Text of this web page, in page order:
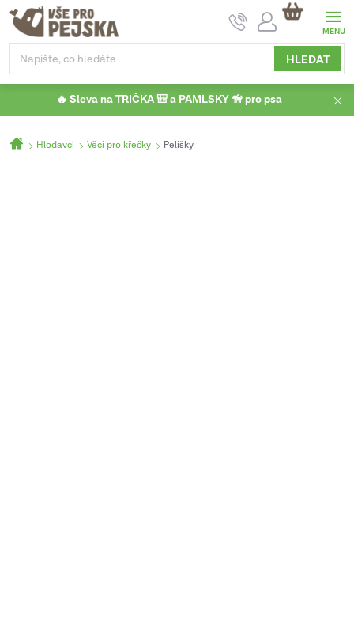
Přejít
obsah
HLEDAT
NÁKUPNÍ
KOŠÍK
🔥 Sleva na TRIČKA 🎒 a PAMLSKY 🦮 pro psa
Domů
Hlodavci Věci pro křečky Pelíšky